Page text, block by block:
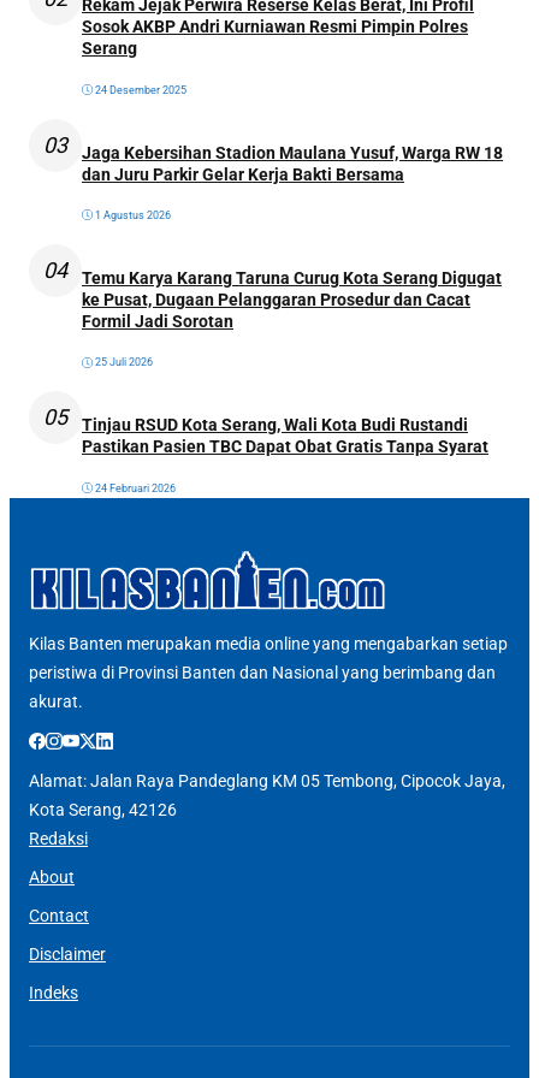
Rekam Jejak Perwira Reserse Kelas Berat, Ini Profil
Sosok AKBP Andri Kurniawan Resmi Pimpin Polres
Serang
24 Desember 2025
03
Jaga Kebersihan Stadion Maulana Yusuf, Warga RW 18
dan Juru Parkir Gelar Kerja Bakti Bersama
1 Agustus 2026
04
Temu Karya Karang Taruna Curug Kota Serang Digugat
ke Pusat, Dugaan Pelanggaran Prosedur dan Cacat
Formil Jadi Sorotan
25 Juli 2026
05
Tinjau RSUD Kota Serang, Wali Kota Budi Rustandi
Pastikan Pasien TBC Dapat Obat Gratis Tanpa Syarat
24 Februari 2026
Kilas Banten merupakan media online yang mengabarkan setiap
peristiwa di Provinsi Banten dan Nasional yang berimbang dan
akurat.
Alamat: Jalan Raya Pandeglang KM 05 Tembong, Cipocok Jaya,
Kota Serang, 42126
Redaksi
About
Contact
Disclaimer
Indeks